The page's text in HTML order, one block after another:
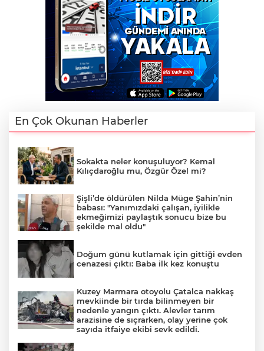
En Çok Okunan Haberler
Sokakta neler konuşuluyor? Kemal
Kılıçdaroğlu mu, Özgür Özel mi?
Şişli’de öldürülen Nilda Müge Şahin’nin
babası: "Yanımızdaki çalışan, iyilikle
ekmeğimizi paylaştık sonucu bize bu
şekilde mal oldu"
Doğum günü kutlamak için gittiği evden
cenazesi çıktı: Baba ilk kez konuştu
Kuzey Marmara otoyolu Çatalca nakkaş
mevkiinde bir tırda bilinmeyen bir
nedenle yangın çıktı. Alevler tarım
arazisine de sıçrarken, olay yerine çok
sayıda itfaiye ekibi sevk edildi.